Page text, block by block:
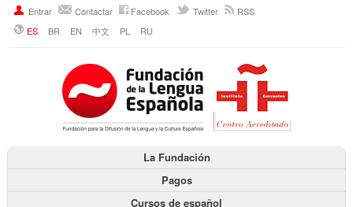
Entrar Contactar Facebook Twitter
RSS
ES
BR EN 中文 PL RU
La Fundación
Pagos
Cursos de español